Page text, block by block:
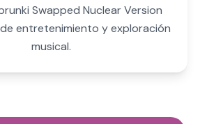
Swapped Nuclear Version
entretenimiento y exploración
musical.